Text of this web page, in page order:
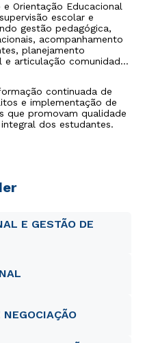
Orientação Educacional
escolar e
gestão pedagógica,
acompanhamento
planejamento
e articulação comunidade-
continuada de
e implementação de
que promovam qualidade
dos estudantes.
E GESTÃO DE